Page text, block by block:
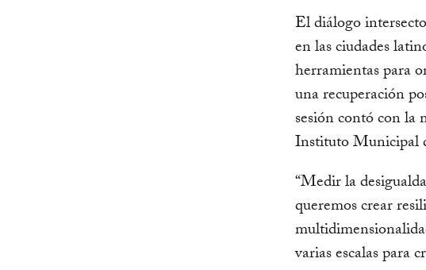
El diálogo
en las ciudades
herramientas para
una recuperación
sesión contó con
Instituto Municipal
“Medir la
queremos crear
varias escalas para